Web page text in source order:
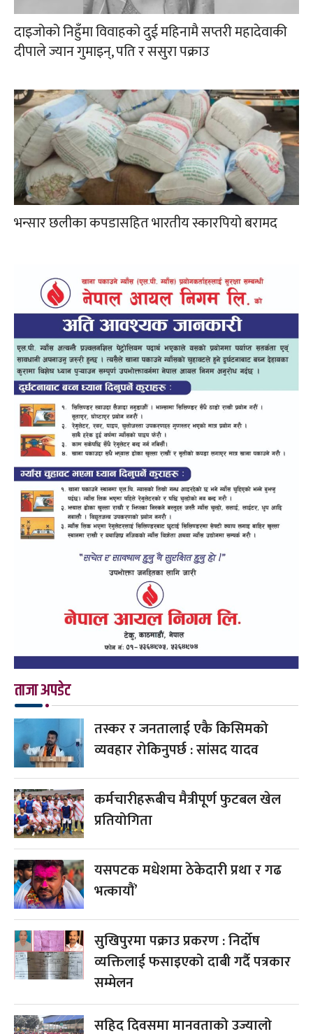
दाइजोको निहुँमा विवाहको दुई महिनामै सप्तरी महादेवाकी
दीपाले ज्यान गुमाइन्, पति र ससुरा पक्राउ
भन्सार छलीका कपडासहित भारतीय स्कारपियो बरामद
ताजा अपडेट
तस्कर र जनतालाई एकै किसिमको
व्यवहार रोकिनुपर्छ : सांसद यादव
कर्मचारीहरूबीच मैत्रीपूर्ण फुटबल खेल
प्रतियोगिता
यसपटक मधेशमा ठेकेदारी प्रथा र गढ
भत्कायौं’
सुखिपुरमा पक्राउ प्रकरण : निर्दोष
व्यक्तिलाई फसाइएको दाबी गर्दै पत्रकार
सम्मेलन
सहिद दिवसमा मानवताको उज्यालो